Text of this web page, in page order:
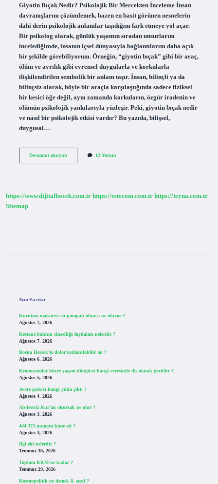
Giyotin Bıçak Nedir? Psikolojik Bir Mercekten İnceleme İnsan
davranışlarını çözümlemek, bazen en basit görünen nesnelerin
dahi derin psikolojik anlamlar taşıdığını fark etmeye yol açar.
Bir psikolog olarak, günlük yaşamın sıradan unsurlarını
incelediğimde, insanın içsel dünyasıyla bağlantılarını daha açık
bir şekilde görebiliyorum. Örneğin, “giyotin bıçak” gibi bir araç,
ölüm ve ayrılık gibi evrensel duygularla ve korkularla
ilişkilendirilen sembolik bir anlam taşır. İnsan, bilinçli ya da
bilinçsiz olarak, böyle bir araçla karşılaştığında sadece fiziksel
bir kesici öğe değil, aynı zamanda korkuların, özgür iradenin ve
ölümün psikolojik yankılarıyla yüzleşir. Peki, giyotin bıçak nedir
ve nasıl bir psikolojik etkisi vardır? Bu yazıda, bilişsel,
duygusal…
Devamını okuyunGiyotin
12 Yorum
https://www.dijitalbocek.com.tr https://estecom.com.tr https://teyna.com.tr
Sitemap
Son Yazılar
Kurutma makinesi ısı pompalı olunca ne oluyor ?
Ağustos 7, 2026
Kestane balının cinselliğe faydaları nelerdir ?
Ağustos 7, 2026
Bosna Hersek’te dolar kullanılabilir mi ?
Ağustos 6, 2026
Kromozomlar hücre yaşam döngüsü hangi evresinde ilk olarak görülür ?
Ağustos 5, 2026
Avare şarkısı hangi yılda çıktı ?
Ağustos 4, 2026
Abdestsiz Kur’an okursak ne olur ?
Ağustos 3, 2026
444 375 numara kime ait ?
Ağustos 3, 2026
Ilgi eki nelerdir ?
Temmuz 30, 2026
Toplam KKM ne kadar ?
Temmuz 29, 2026
Kozmopolitik ne demek 8. sınıf ?